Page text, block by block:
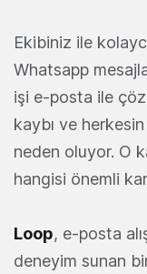
Ekibiniz ile
Whatsapp
işi e-posta ile
kaybı ve
neden oluyor. O
hangisi önemli
Loop, e-posta
deneyim sunan